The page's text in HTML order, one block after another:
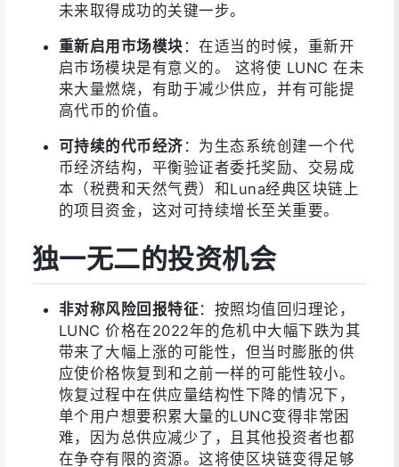
未来取得成功的关键一步。
重新启用市场模块 ：在适当的时候，重新开
启市场模块是有意义的。 这将使 LUNC 在未
来大量燃烧，有助于减少供应，并有可能提
高代币的价值。
可持续的代币经济 ：为生态系统创建一个代
币经济结构，平衡验证者委托奖励、交易成
本（税费和天然气费）和Luna经典区块链上
的项目资金，这对可持续增长至关重要。
独一无二的投资机会
非对称风险回报特征 ：按照均值回归理论，
LUNC 价格在2022年的危机中大幅下跌为其
带来了大幅上涨的可能性，但当时膨胀的供
应使价格恢复到和之前一样的可能性较小。
恢复过程中在供应量结构性下降的情况下，
单个用户想要积累大量的LUNC变得非常困
难，因为总供应减少了，且其他投资者也都
在争夺有限的资源。这将使区块链变得足够